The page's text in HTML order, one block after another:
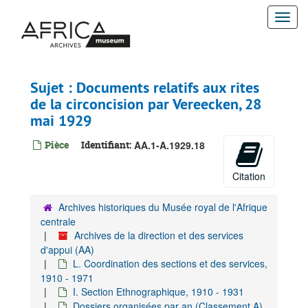
contenu
Sujet : Documents relatifs aux rites
de la circoncision par Vereecken, 28
mai 1929
Pièce Identifiant: AA.1-A.1929.18
Citation
Archives historiques du Musée royal de l'Afrique
centrale
Archives de la direction et des services
d'appui (AA)
L. Coordination des sections et des services,
1910 - 1971
I. Section Ethnographique, 1910 - 1931
H. Coördination Stratégique
I. Coordination Gestion de collection, 1898-1989
K. Coordination de la recherche scientifique, 1903-1932
L. Coordination des sections et des services, 1910-1971
I. Section Ethnographique, 1910-1931
Dossiers organisées par an (Classement A), 1910-1931
1912
1913
1919
1920